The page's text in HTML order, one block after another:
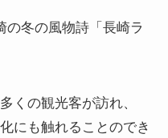
の冬の風物詩「長崎ラ
くの観光客が訪れ、
にも触れることのでき